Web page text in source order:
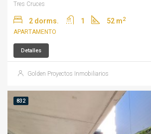
Tres Cruces
2 dorms. 1 52 m2
APARTAMENTO
Detalles
Golden Proyectos Inmobiliarios
832